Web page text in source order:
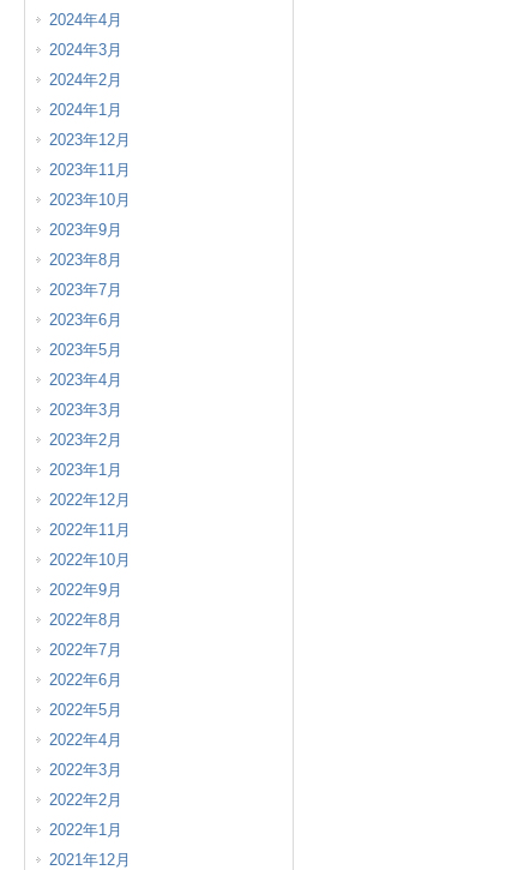
2024年4月
2024年3月
2024年2月
2024年1月
2023年12月
2023年11月
2023年10月
2023年9月
2023年8月
2023年7月
2023年6月
2023年5月
2023年4月
2023年3月
2023年2月
2023年1月
2022年12月
2022年11月
2022年10月
2022年9月
2022年8月
2022年7月
2022年6月
2022年5月
2022年4月
2022年3月
2022年2月
2022年1月
2021年12月